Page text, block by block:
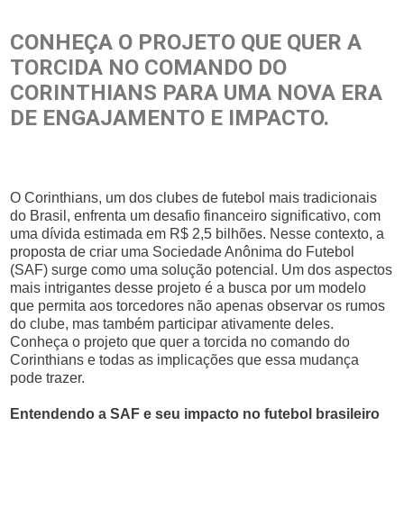
CONHEÇA O PROJETO QUE QUER A
TORCIDA NO COMANDO DO
CORINTHIANS PARA UMA NOVA ERA
DE ENGAJAMENTO E IMPACTO.
O Corinthians, um dos clubes de futebol mais tradicionais
do Brasil, enfrenta um desafio financeiro significativo, com
uma dívida estimada em R$ 2,5 bilhões. Nesse contexto, a
proposta de criar uma Sociedade Anônima do Futebol
(SAF) surge como uma solução potencial. Um dos aspectos
mais intrigantes desse projeto é a busca por um modelo
que permita aos torcedores não apenas observar os rumos
do clube, mas também participar ativamente deles.
Conheça o projeto que quer a torcida no comando do
Corinthians e todas as implicações que essa mudança
pode trazer.
Entendendo a SAF e seu impacto no futebol brasileiro